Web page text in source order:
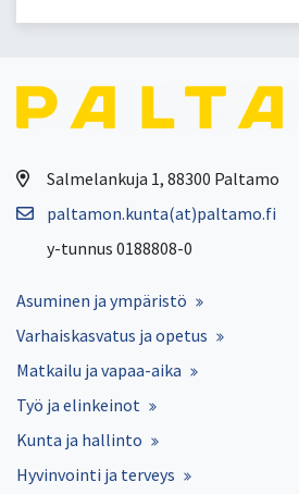
Salmelankuja 1, 88300 Paltamo
paltamon.kunta(at)paltamo.fi
y-tunnus 0188808-0
Asuminen ja ympäristö
Varhaiskasvatus ja opetus
Matkailu ja vapaa-aika
Työ ja elinkeinot
Kunta ja hallinto
Hyvinvointi ja terveys